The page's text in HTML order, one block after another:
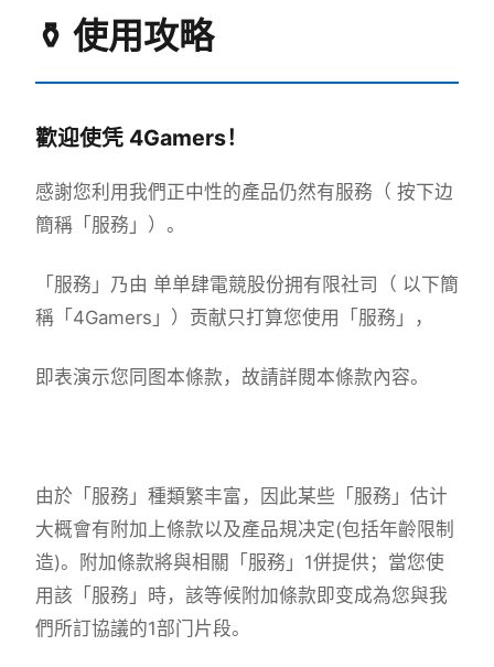
⚱️ 使用攻略
歡迎使凭 4Gamers！
感謝您利用我們正中性的產品仍然有服務（ 按下边
簡稱「服務」）。
「服務」乃由 单单肆電競股份拥有限社司（ 以下簡
稱「4Gamers」）贡献只打算您使用「服務」，
即表演示您同图本條款，故請詳閱本條款內容。
由於「服務」種類繁丰富，因此某些「服務」估计
大概會有附加上條款以及產品規决定(包括年齡限制
造)。附加條款將與相關「服務」1併提供；當您使
用該「服務」時，該等候附加條款即变成為您與我
們所訂協議的1部门片段。